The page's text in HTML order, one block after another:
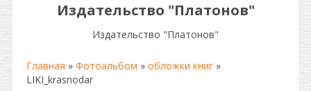
Издательство "Платонов"
Издательство "Платонов"
Главная » Фотоальбом » обложки книг »
LIKI_krasnodar